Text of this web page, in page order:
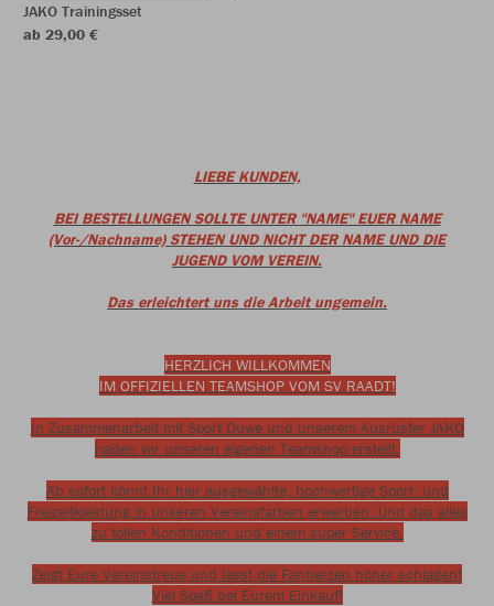
JAKO Trainingsset
ab 29,00 €
LIEBE KUNDEN,
BEI BESTELLUNGEN SOLLTE UNTER "NAME" EUER NAME
(Vor-/Nachname) STEHEN UND NICHT DER NAME UND DIE
JUGEND VOM VEREIN.
Das erleichtert uns die Arbeit ungemein.
HERZLICH WILLKOMMEN
IM OFFIZIELLEN TEAMSHOP VOM SV RAADT!
In Zusammenarbeit mit Sport Duwe und unserem Ausrüster JAKO
haben wir unseren eigenen Teamshop erstellt.
Ab sofort könnt Ihr hier ausgewählte, hochwertige Sport- und
Freizeitkleidung in unseren Vereinsfarben erwerben. Und das alles
zu tollen Konditionen und einem super Service.
Zeigt Eure Vereinstreue und lasst die Fanherzen höher schlagen!
Viel Spaß bei Eurem Einkauf!